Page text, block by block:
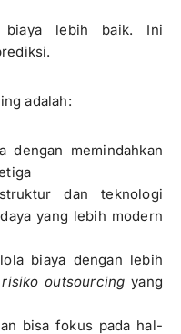
biaya lebih baik. Ini
adalah:
dengan memindahkan
dan teknologi
yang lebih modern
biaya dengan lebih
risiko outsourcing yang
bisa fokus pada hal-